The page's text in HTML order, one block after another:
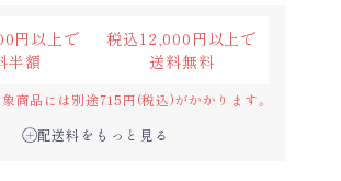
円以上で
半額
税込12,000円以上で
送料無料
商品には別途715円(税込)がかかります。
配送料をもっと見る